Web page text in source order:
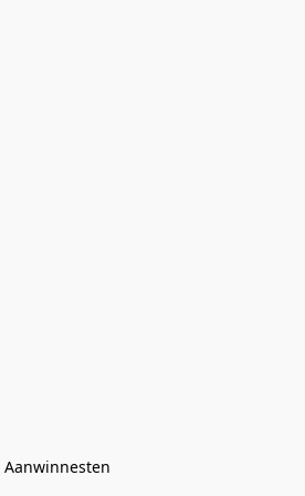
Aanwinnesten